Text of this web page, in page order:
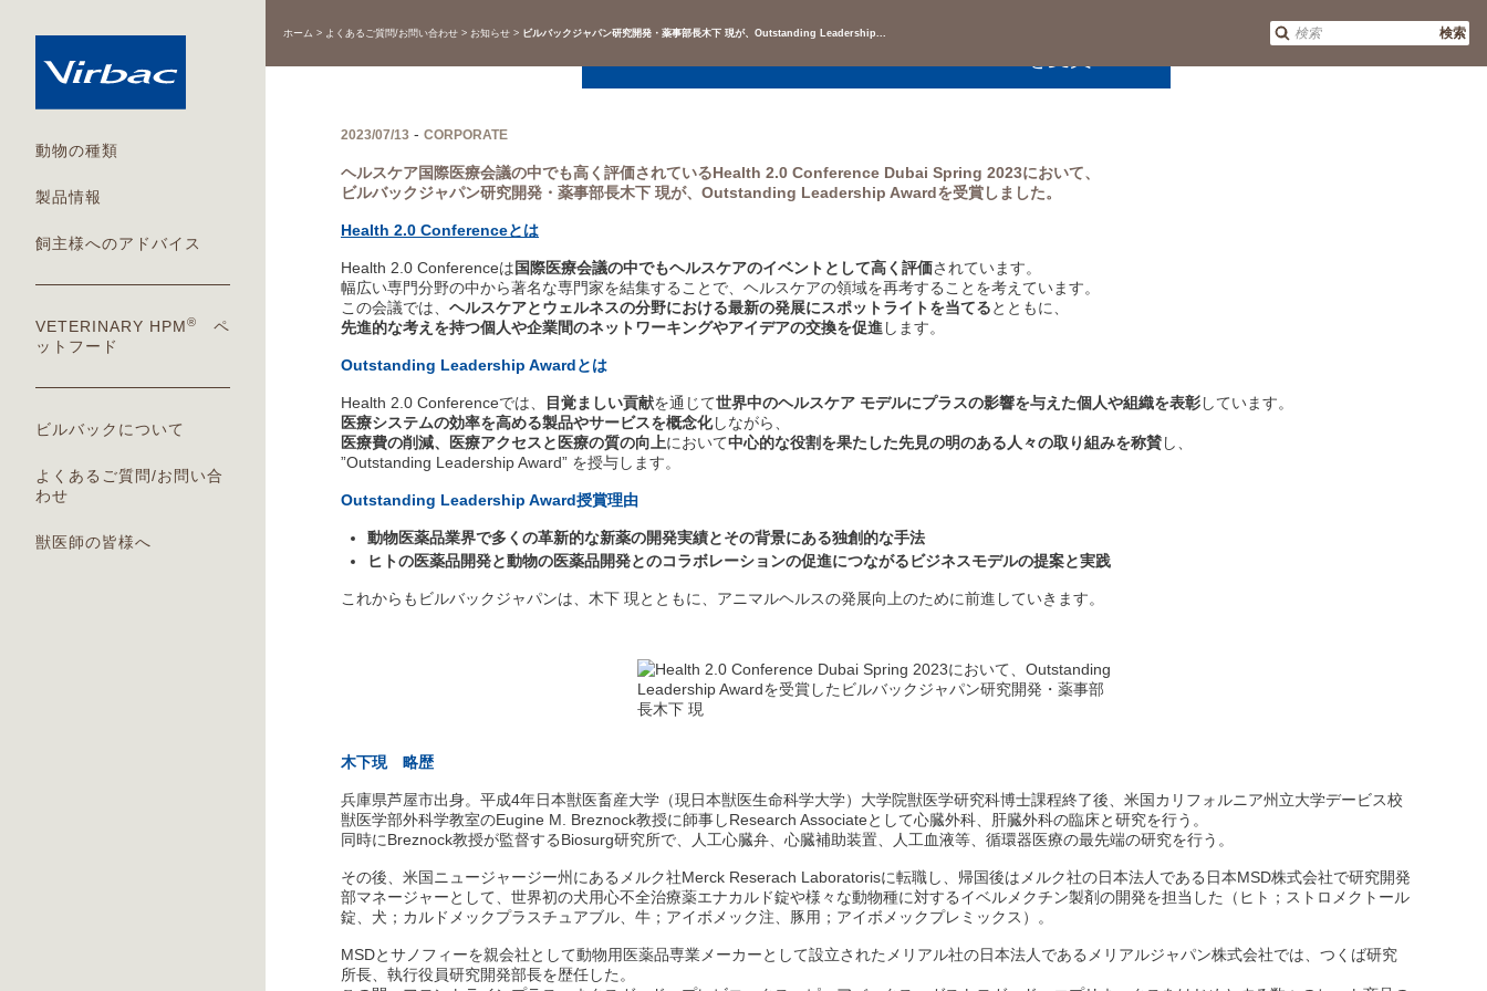
動物の種類
製品情報
飼主様へのアドバイス
VETERINARY HPM®
ペ
ットフード
ビルバックについて
よくあるご質問/お問い合
わせ
獣医師の皆様へ
検索
ホーム よくあるご質問/お問い合わせ お知らせ ビルバックジャパン研究開発・薬事部長木下 現が、Outstanding Leadership...
ビルバックジャパン研究開発・薬事部長木下 現が、
2023/07/13 - CORPORATE
ヘルスケア国際医療会議の中でも高く評価されているHealth 2.0 Conference Dubai Spring 2023において、
ビルバックジャパン研究開発・薬事部長木下 現が、Outstanding Leadership Awardを受賞しました。
Health 2.0 Conferenceとは
Health 2.0 Conferenceは国際医療会議の中でもヘルスケアのイベントとして高く評価されています。
幅広い専門分野の中から著名な専門家を結集することで、ヘルスケアの領域を再考することを考えています。
この会議では、 ヘルスケアとウェルネスの分野における最新の発展にスポットライトを当てるとともに、
先進的な考えを持つ個人や企業間のネットワーキングやアイデアの交換を促進 します。
Outstanding Leadership Awardとは
Health 2.0 Conferenceでは、 目覚ましい貢献を通じて世界中のヘルスケア モデルにプラスの影響を与えた個人や組織を表彰しています。
医療システムの効率を高める製品やサービスを概念化しながら、
医療費の削減、医療アクセスと医療の質の向上において中心的な役割を果たした先見の明のある人々の取り組みを称賛し、
”Outstanding Leadership Award” を授与します。
Outstanding Leadership Award授賞理由
動物医薬品業界で多くの革新的な新薬の開発実績とその背景にある独創的な手法
ヒトの医薬品開発と動物の医薬品開発とのコラボレーションの促進につながるビジネスモデルの提案と実践
これからもビルバックジャパンは、木下 現とともに、アニマルヘルスの発展向上のために前進していきます。
木下現 略歴
兵庫県芦屋市出身。平成4年日本獣医畜産大学（現日本獣医生命科学大学）大学院獣医学研究科博士課程終了後、米国カリフォルニア州立大学デービス校
獣医学部外科学教室のEugine M. Breznock教授に師事しResearch Associateとして心臓外科、肝臓外科の臨床と研究を行う。
同時にBreznock教授が監督するBiosurg研究所で、人工心臓弁、心臓補助装置、人工血液等、循環器医療の最先端の研究を行う。
その後、米国ニュージャージー州にあるメルク社Merck Reserach Laboratorisに転職し、帰国後はメルク社の日本法人である日本MSD株式会社で研究開発
部マネージャーとして、世界初の犬用心不全治療薬エナカルド錠や様々な動物種に対するイベルメクチン製剤の開発を担当した（ヒト；ストロメクトール
錠、犬；カルドメックプラスチュアブル、牛；アイボメック注、豚用；アイボメックプレミックス）。
MSDとサノフィーを親会社として動物用医薬品専業メーカーとして設立されたメリアル社の日本法人であるメリアルジャパン株式会社では、つくば研究
所長、執行役員研究開発部長を歴任した。